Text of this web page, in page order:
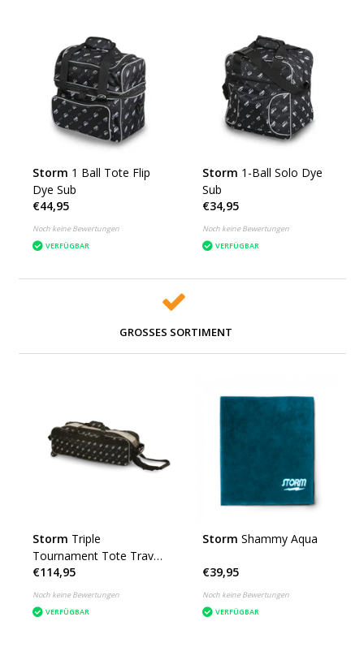
Storm 1 Ball Tote Flip
Dye Sub
€44,95
Noch keine Bewertungen
VERFÜGBAR
Storm 1-Ball Solo Dye
Sub
€34,95
Noch keine Bewertungen
VERFÜGBAR
GROSSES SORTIMENT
Storm Triple
Tournament Tote Travel
Dye Sub
€114,95
Noch keine Bewertungen
VERFÜGBAR
Storm Shammy Aqua
€39,95
Noch keine Bewertungen
VERFÜGBAR